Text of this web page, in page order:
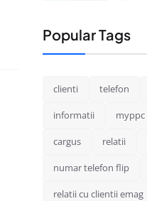
Popular Tags
clienti telefon
informatii myppc
cargus relatii
numar telefon flip
relatii cu clientii emag